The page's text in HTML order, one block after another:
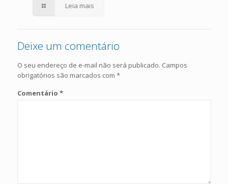
SUPER-HERÓIS?
Leia mais
Deixe um comentário
O seu endereço de e-mail não será publicado. Campos
obrigatórios são marcados com *
Comentário *